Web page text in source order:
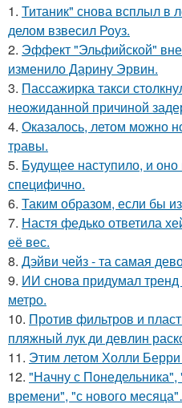
1. Титаник" снова всплыл в
делом взвесил Роуз.
2. Эффект "Эльфийской"
изменило Дарину Эрвин.
3. Пассажирка такси
неожиданной причиной
4. Оказалось, летом можно
травы.
5. Будущее наступило, и
специфично.
6. Таким образом, если бы
7. Настя федько ответила
её вес.
8. Дэйви чейз - та самая
9. ИИ снова придумал
метро.
10. Против фильтров и
пляжный лук ди девлин
11. Этим летом Холли Берри
12. "Начну с Понедельника",
времени", "с нового